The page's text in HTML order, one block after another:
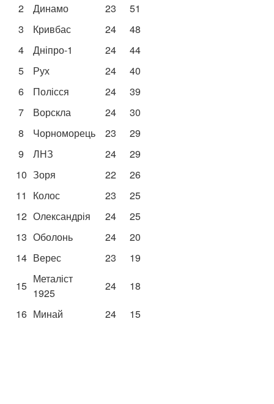
2
Динамо 23
51
3
Кривбас 24
48
4
Дніпро-1 24
44
5
Рух 24
40
6
Полісся 24
39
7
Ворскла 24
30
8
Чорноморець 23
29
9
ЛНЗ 24
29
10 Зоря 22
26
11
Колос 23
25
12 Олександрія 24
25
13 Оболонь 24
20
14 Верес 23
19
15
Металіст
1925
24
18
16 Минай 24 15